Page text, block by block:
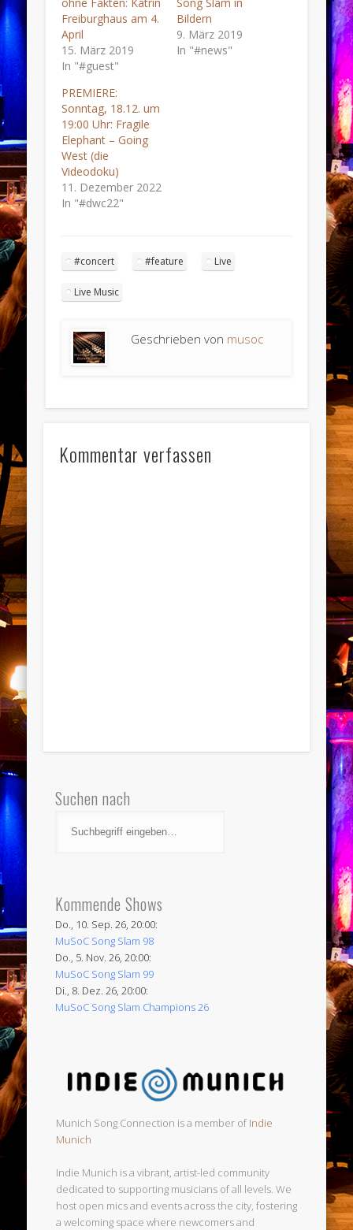
Freiburghaus am 4.
April
15. März 2019
In "#guest"
Bildern
9. März 2019
In "#news"
PREMIERE:
Sonntag, 18.12. um
19:00 Uhr: Fragile
Elephant – Going
West (die
Videodoku)
11. Dezember 2022
In "#dwc22"
#concert #feature Live
Live Music
Geschrieben von musoc
Kommentar verfassen
Suchen nach
Kommende Shows
Do., 10. Sep. 26, 20:00:
MuSoC Song Slam 98
Do., 5. Nov. 26, 20:00:
MuSoC Song Slam 99
Di., 8. Dez. 26, 20:00:
MuSoC Song Slam Champions 26
Munich Song Connection is a member ofIndie
Munich
Indie Munich is a vibrant, artist-led community
dedicated to supporting musicians of all levels. We
host open mics and events across the city, fostering
a welcoming space where newcomers and